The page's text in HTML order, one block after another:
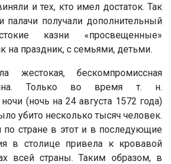
и тех, кто имел достаток. Так
палачи получали дополнительный
казни «просвещенные»
на праздник, с семьями, детьми.
бескомпромиссная
Только во время т. н.
(ночь на 24 августа 1572 года)
убито несколько тысяч человек.
стране в этот и в последующие
в столице привела к кровавой
всей страны. Таким образом, в